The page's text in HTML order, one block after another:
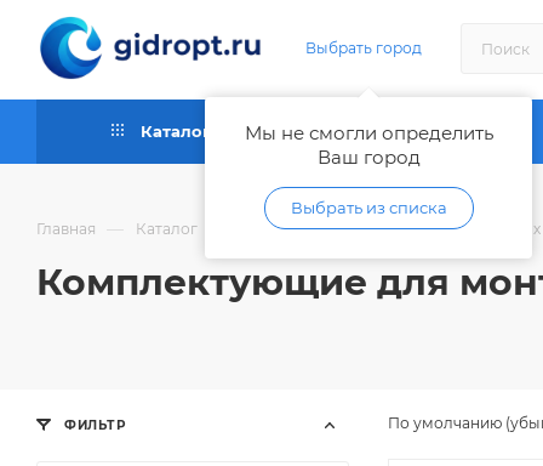
Выбрать город
Мы не смогли определить
Ваш город
Выбрать из списка
Каталог Как купить
Главная — Каталог Насосы — Автоматика для
Комплектующие для
По умолчанию
ФИЛЬТР